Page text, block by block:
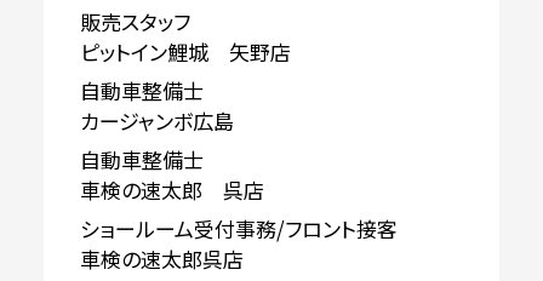
販売スタッフ
ピットイン鯉城 矢野店
自動車整備士
カージャンボ広島
自動車整備士
車検の速太郎 呉店
ショールーム受付事務/フロント接客
車検の速太郎呉店